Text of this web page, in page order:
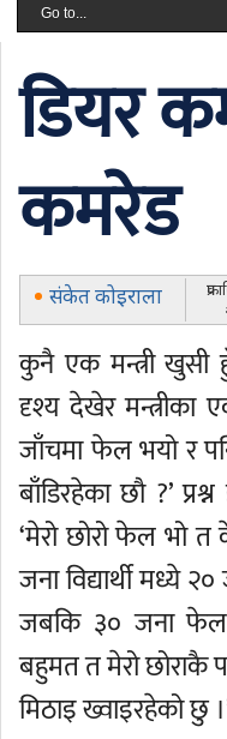
डियर
कमरेड
संकेत कोइराला
कुनै एक मन्त्री खुसी
दृश्य देखेर मन्त्रीका
जाँचमा फेल भयो र
बाँडिरहेका छौ ?’
‘मेरो छोरो फेल भो त
जना विद्यार्थी मध्ये
जबकि ३० जना
बहुमत त मेरो छोराकै
मिठाइ ख्वाइरहेको छु